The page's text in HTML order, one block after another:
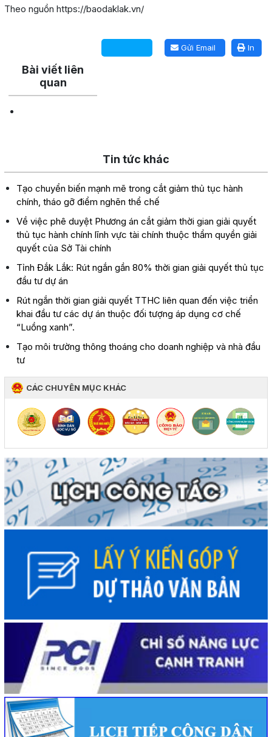
Theo nguồn https://baodaklak.vn/
In
Gửi Email
Bài viết liên
quan
Tin tức khác
Tạo chuyển biến mạnh mẽ trong cắt giảm thủ tục hành
chính, tháo gỡ điểm nghẽn thể chế
Về việc phê duyệt Phương án cắt giảm thời gian giải quyết
thủ tục hành chính lĩnh vực tài chính thuộc thẩm quyền giải
quyết của Sở Tài chính
Tỉnh Đắk Lắk: Rút ngắn gần 80% thời gian giải quyết thủ tục
đầu tư dự án
Rút ngắn thời gian giải quyết TTHC liên quan đến việc triển
khai đầu tư các dự án thuộc đối tượng áp dụng cơ chế
“Luồng xanh”.
Tạo môi trường thông thoáng cho doanh nghiệp và nhà đầu
tư
CÁC CHUYÊN MỤC KHÁC